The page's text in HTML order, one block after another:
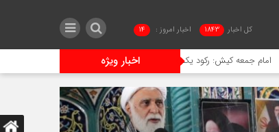
کل اخبار 1843 اخبار امروز : 14
اخبار ویژه
رکود یک ساله گردشگری کسبه جزیره را گرفتار کرده است